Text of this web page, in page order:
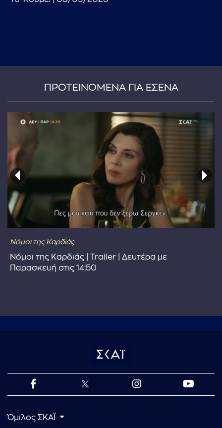
ΠΡΟΤΕΙΝΟΜΕΝΑ ΓΙΑ ΕΣΕΝΑ
Νόμοι της Καρδιάς
Νόμοι της Καρδιάς | Trailer | Δευτέρα με
Παρασκευή στις 14:50
Όμιλος ΣΚΑΪ